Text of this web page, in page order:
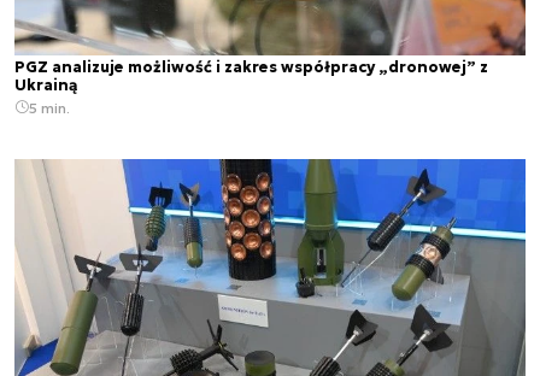
PGZ analizuje możliwość i zakres współpracy „dronowej” z
Ukrainą
5 min.